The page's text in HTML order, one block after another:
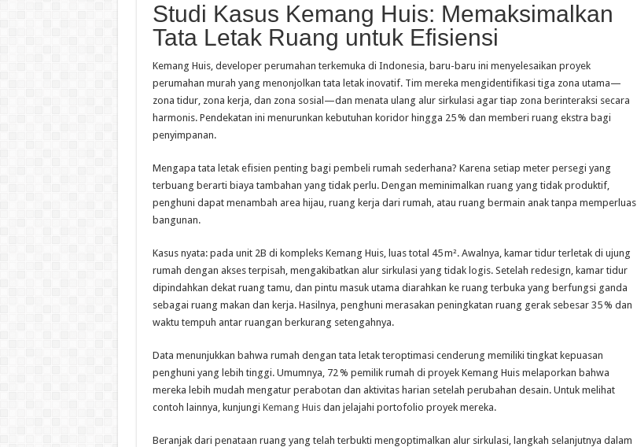
Studi Kasus Kemang Huis: Memaksimalkan
Tata Letak Ruang untuk Efisiensi
Kemang Huis, developer perumahan terkemuka di Indonesia, baru-baru ini menyelesaikan proyek
perumahan murah yang menonjolkan tata letak inovatif. Tim mereka mengidentifikasi tiga zona utama—
zona tidur, zona kerja, dan zona sosial—dan menata ulang alur sirkulasi agar tiap zona berinteraksi secara
harmonis. Pendekatan ini menurunkan kebutuhan koridor hingga 25 % dan memberi ruang ekstra bagi
penyimpanan.
Mengapa tata letak efisien penting bagi pembeli rumah sederhana? Karena setiap meter persegi yang
terbuang berarti biaya tambahan yang tidak perlu. Dengan meminimalkan ruang yang tidak produktif,
penghuni dapat menambah area hijau, ruang kerja dari rumah, atau ruang bermain anak tanpa memperluas
bangunan.
Kasus nyata: pada unit 2B di kompleks Kemang Huis, luas total 45 m². Awalnya, kamar tidur terletak di ujung
rumah dengan akses terpisah, mengakibatkan alur sirkulasi yang tidak logis. Setelah redesign, kamar tidur
dipindahkan dekat ruang tamu, dan pintu masuk utama diarahkan ke ruang terbuka yang berfungsi ganda
sebagai ruang makan dan kerja. Hasilnya, penghuni merasakan peningkatan ruang gerak sebesar 35 % dan
waktu tempuh antar ruangan berkurang setengahnya.
Data menunjukkan bahwa rumah dengan tata letak teroptimasi cenderung memiliki tingkat kepuasan
penghuni yang lebih tinggi. Umumnya, 72 % pemilik rumah di proyek Kemang Huis melaporkan bahwa
mereka lebih mudah mengatur perabotan dan aktivitas harian setelah perubahan desain. Untuk melihat
contoh lainnya, kunjungi Kemang Huisdan jelajahi portofolio proyek mereka.
Beranjak dari penataan ruang yang telah terbukti mengoptimalkan alur sirkulasi, langkah selanjutnya dalam